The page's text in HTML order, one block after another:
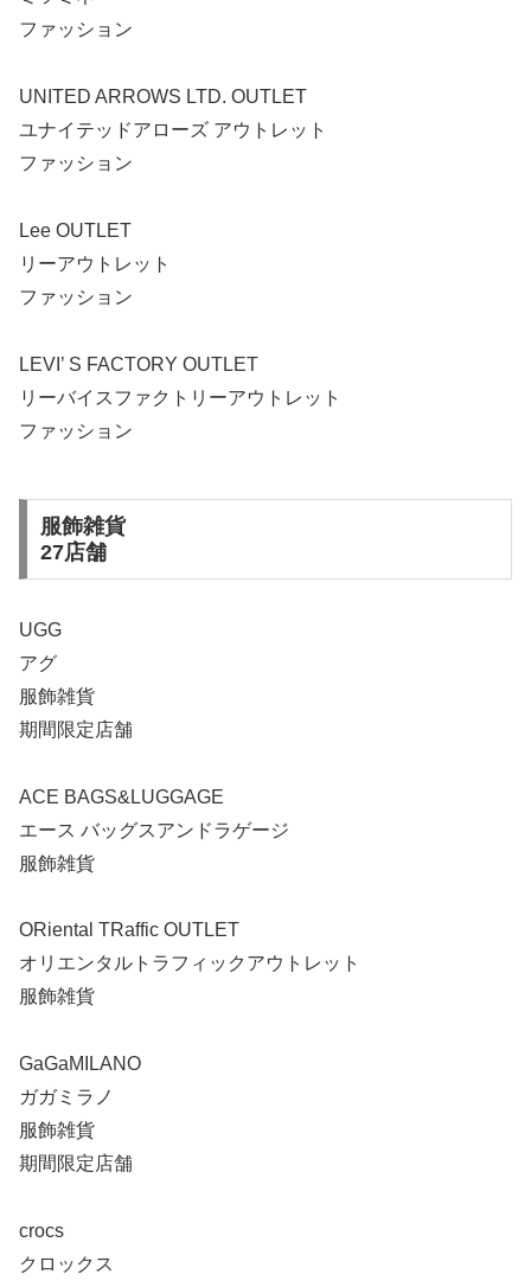
ファッション
UNITED ARROWS LTD. OUTLET
ユナイテッドアローズ アウトレット
ファッション
Lee OUTLET
リーアウトレット
ファッション
LEVI’ S FACTORY OUTLET
リーバイスファクトリーアウトレット
ファッション
服飾雑貨
27店舗
UGG
アグ
服飾雑貨
期間限定店舗
ACE BAGS&LUGGAGE
エース バッグスアンドラゲージ
服飾雑貨
ORiental TRaffic OUTLET
オリエンタルトラフィックアウトレット
服飾雑貨
GaGaMILANO
ガガミラノ
服飾雑貨
期間限定店舗
crocs
クロックス